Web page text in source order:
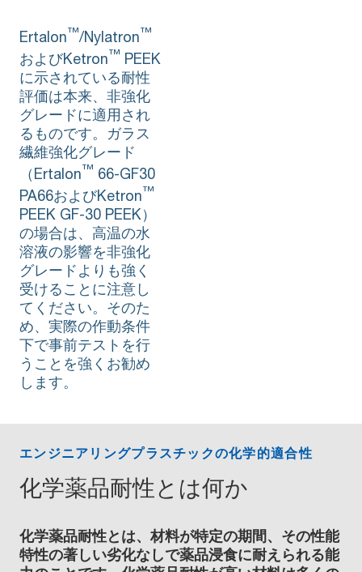
Ertalon™/Nylatron™
およびKetron™ PEEK
に示されている耐性
評価は本来、非強化
グレードに適用され
るものです。ガラス
繊維強化グレード
（Ertalon™ 66-GF30
PA66およびKetron™
PEEK GF-30 PEEK）
の場合は、高温の水
溶液の影響を非強化
グレードよりも強く
受けることに注意し
てください。そのた
め、実際の作動条件
下で事前テストを行
うことを強くお勧め
します。
エンジニアリングプラスチックの化学的適合性
化学薬品耐性とは何か
化学薬品耐性とは、材料が特定の期間、その性能
特性の著しい劣化なしで薬品浸食に耐えられる能